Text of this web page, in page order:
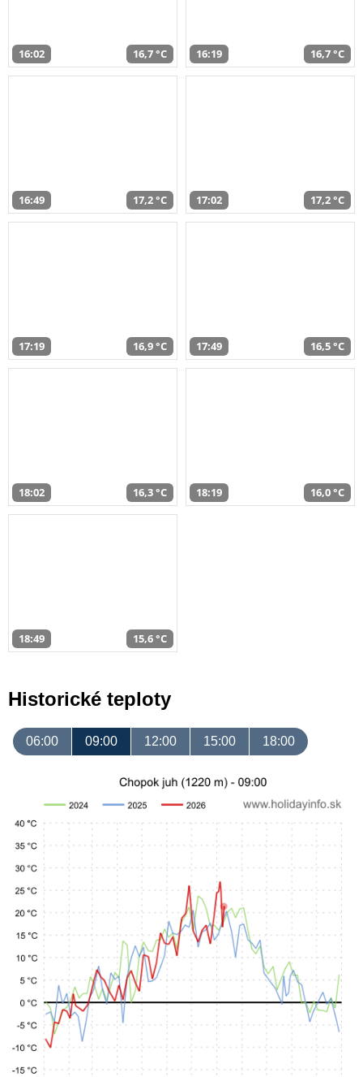
16:02 16,7 °C 16:19 16,7 °C
16:49 17,2 °C 17:02 17,2 °C
17:19 16,9 °C 17:49 16,5 °C
18:02 16,3 °C 18:19 16,0 °C
18:49 15,6 °C
Historické teploty
06:00 09:00 12:00 15:00 18:00